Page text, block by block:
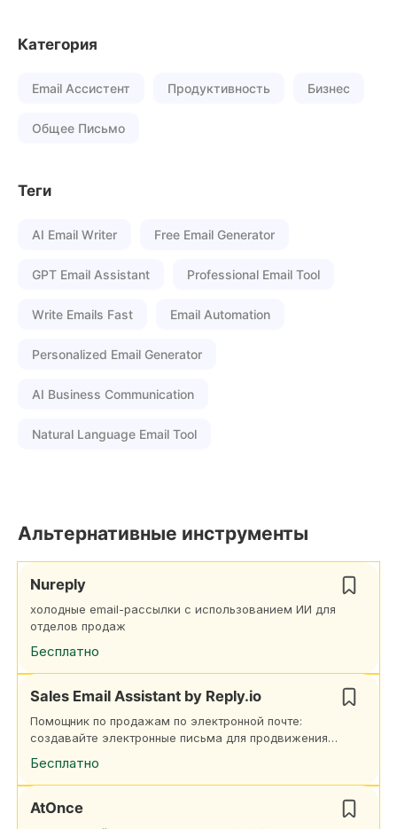
Категория
Email Ассистент Продуктивность Бизнес
Общее Письмо
Теги
AI Email Writer Free Email Generator
GPT Email Assistant Professional Email Tool
Write Emails Fast Email Automation
Personalized Email Generator
AI Business Communication
Natural Language Email Tool
Альтернативные инструменты
Nureply
холодные email-рассылки с использованием ИИ для
отделов продаж
Бесплатно
Sales Email Assistant by Reply.io
Помощник по продажам по электронной почте:
создавайте электронные письма для продвижения
Бесплатно
AtOnce